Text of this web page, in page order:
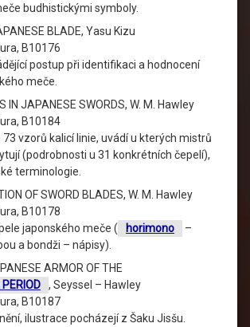
budhistickými symboly.
BLADE, Yasu Kizu
B10176
postup při identifikaci a hodnocení
meče.
IN JAPANESE SWORDS, W. M. Hawley
B10184
vzorů kalicí linie, uvádí u kterých mistrů
(podrobnosti u 31 konkrétních čepelí),
terminologie.
OF SWORD BLADES, W. M. Hawley
B10178
japonského meče (
horimono
–
a bondži – nápisy).
ARMOR OF THE
, Seyssel – Hawley
B10187
ilustrace pocházejí z Šaku Jisšu.